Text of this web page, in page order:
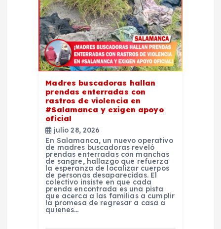
Madres buscadoras hallan
prendas enterradas con
rastros de violencia en
#Salamanca y exigen apoyo
oficial
julio 28, 2026
En Salamanca, un nuevo operativo
de madres buscadoras reveló
prendas enterradas con manchas
de sangre, hallazgo que refuerza
la esperanza de localizar cuerpos
de personas desaparecidas. El
colectivo insiste en que cada
prenda encontrada es una pista
que acerca a las familias a cumplir
la promesa de regresar a casa a
quienes…